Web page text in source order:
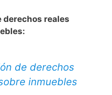
derechos reales
de derechos
inmuebles